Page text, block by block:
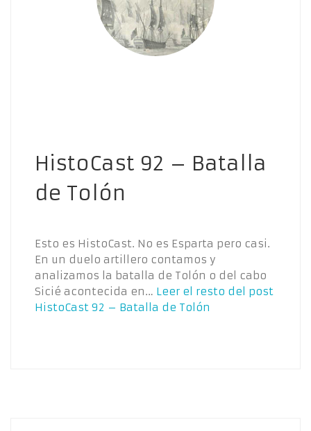
HistoCast 92 – Batalla
de Tolón
Esto es HistoCast. No es Esparta pero casi.
En un duelo artillero contamos y
analizamos la batalla de Tolón o del cabo
Sicié acontecida en… Leer el resto del post
HistoCast 92 – Batalla de Tolón